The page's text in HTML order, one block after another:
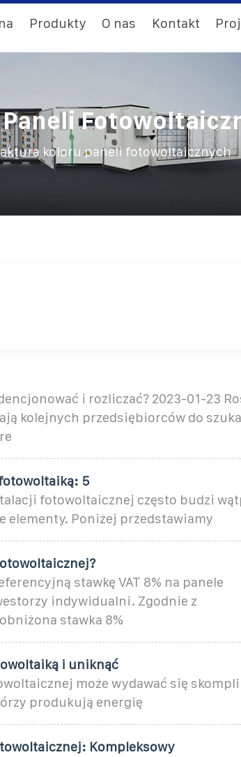
Produkty O nas Kontakt
koloru paneli fotowoltaicznych
i rozliczać? 2023-01-23
kolejnych przedsiębiorców do
5
fotowoltaicznej często budzi
elementy. Poniżej przedstawiamy
stawkę VAT 8% na panele
indywidualni. Zgodnie z
stawka 8%
i uniknąć
może wydawać się
produkują energię
Kompleksowy